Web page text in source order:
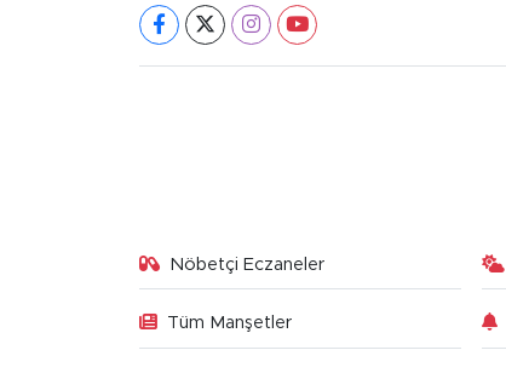
Nöbetçi Eczaneler
Tüm Manşetler